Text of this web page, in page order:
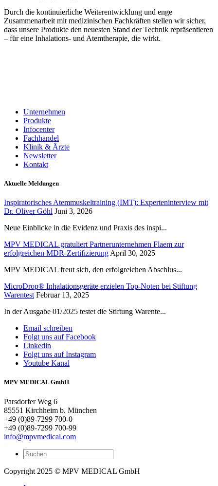
Durch die kontinuierliche Weiterentwicklung und enge
Zusammenarbeit mit medizinischen Fachkräften stellen wir sicher,
dass unsere Produkte den neuesten Stand der Technik repräsentieren
– für eine Inhalations- und Atemtherapie, die wirkt.
Unternehmen
Produkte
Infocenter
Fachhandel
Klinik & Ärzte
Newsletter
Kontakt
Aktuelle Meldungen
Inspiratorisches Atemmuskeltraining (IMT): Experteninterview mit
Dr. Oliver Göhl Juni 3, 2026
Neue Einblicke in die Evidenz und Praxis des inspi...
MPV MEDICAL gratuliert Partnerunternehmen Flaem zur
erfolgreichen MDR-Zertifizierung April 30, 2025
MPV MEDICAL freut sich, den erfolgreichen Abschlus...
MicroDrop® Inhalationsgeräte erzielen Top-Noten bei Stiftung
Warentest Februar 13, 2025
In der Ausgabe 01/2025 testet die Stiftung Warente...
Email schreiben
Folgt uns auf Facebook
Linkedin
Folgt uns auf Instagram
Youtube Kanal
MPV MEDICAL GmbH
Parsdorfer Weg 6
85551 Kirchheim b. München
+49 (0)89-7299 700-0
+49 (0)89-7299 700-99
info@mpvmedical.com
Copyright 2025 © MPV MEDICAL GmbH